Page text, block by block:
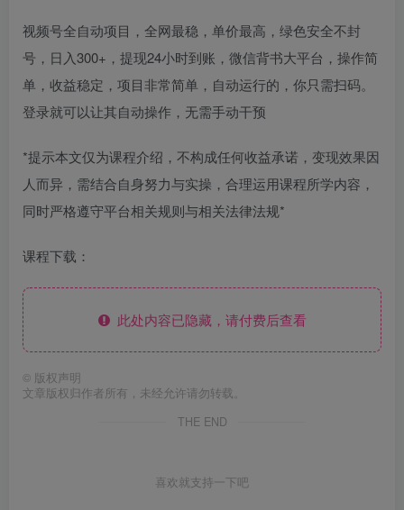
视频号全自动项目，全网最稳，单价最高，绿色安全不封
号，日入300+，提现24小时到账，微信背书大平台，操作简
单，收益稳定，项目非常简单，自动运行的，你只需扫码。
登录就可以让其自动操作，无需手动干预
*提示本文仅为课程介绍，不构成任何收益承诺，变现效果因
人而异，需结合自身努力与实操，合理运用课程所学内容，
同时严格遵守平台相关规则与相关法律法规*
课程下载：
此处内容已隐藏，请付费后查看
© 版权声明
文章版权归作者所有，未经允许请勿转载。
THE END
喜欢就支持一下吧